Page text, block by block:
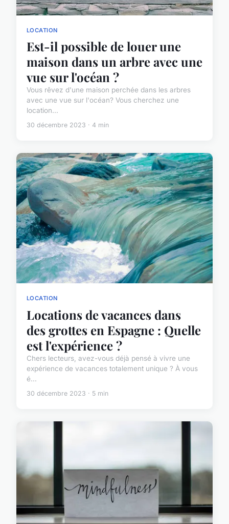
LOCATION
Est-il possible de louer une
maison dans un arbre avec une
vue sur l'océan ?
Vous rêvez d'une maison perchée dans les arbres
avec une vue sur l'océan? Vous cherchez une
location...
30 décembre 2023 · 4 min
LOCATION
Locations de vacances dans
des grottes en Espagne : Quelle
est l'expérience ?
Chers lecteurs, avez-vous déjà pensé à vivre une
expérience de vacances totalement unique ? À vous
é...
30 décembre 2023 · 5 min